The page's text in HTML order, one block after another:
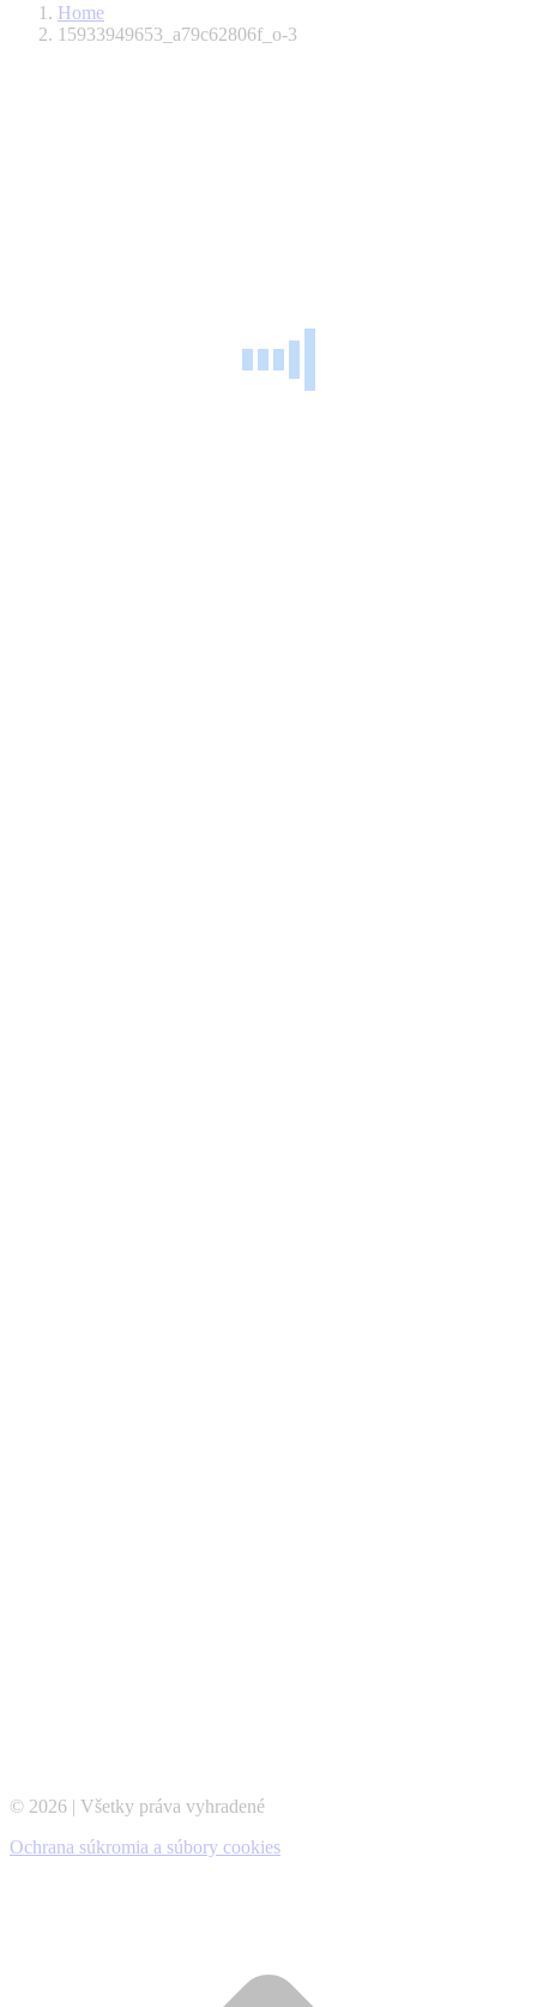
Home
15933949653_a79c62806f_o-3
© 2026 | Všetky práva vyhradené
Ochrana súkromia a súbory cookies